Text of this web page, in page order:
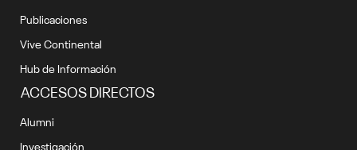
Publicaciones
Vive Continental
Hub de Información
ACCESOS DIRECTOS
Alumni
Investigación